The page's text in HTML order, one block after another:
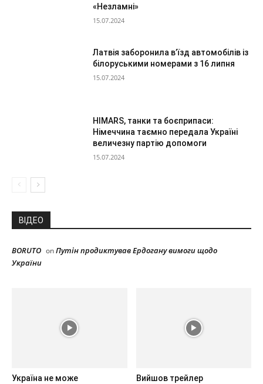
«Незламні»
15.07.2024
Латвія заборонила в’їзд автомобілів із
білоруськими номерами з 16 липня
15.07.2024
HIMARS, танки та боєприпаси:
Німеччина таємно передала Україні
величезну партію допомоги
15.07.2024
ВІДЕО
BORUTO onПутін продиктував Ердогану вимоги щодо
України
Україна не може
Вийшов трейлер